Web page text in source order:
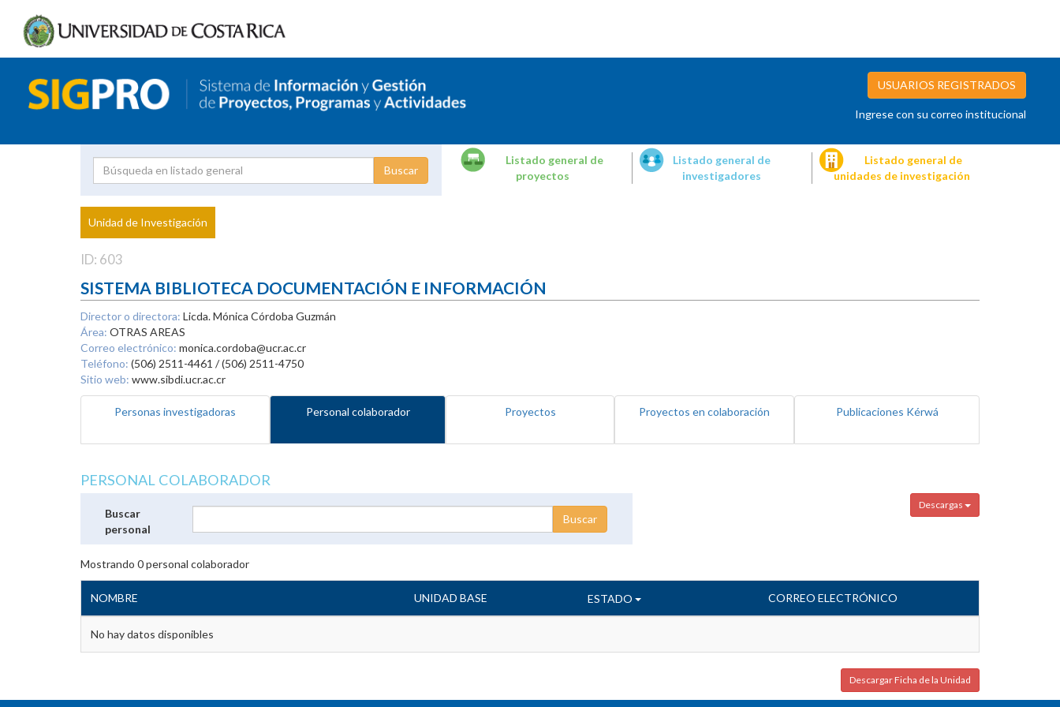
USUARIOS REGISTRADOS
Ingrese con su correo institucional
Proyecto
Investigador
Listado general de
proyectos
Listado general de
investigadores
Listado general de
unidades de investigación
Unidad de Investigación
ID: 603
SISTEMA BIBLIOTECA DOCUMENTACIÓN E INFORMACIÓN
Director o directora: Licda. Mónica Córdoba Guzmán
Área: OTRAS AREAS
Correo electrónico: monica.cordoba@ucr.ac.cr
Teléfono: (506) 2511-4461 / (506) 2511-4750
Sitio web: www.sibdi.ucr.ac.cr
Personas investigadoras Personal colaborador Proyectos Proyectos en colaboración Publicaciones Kérwá
PERSONAL COLABORADOR
Descargas
Buscar
personal
Mostrando 0personal colaborador
NOMBRE UNIDAD BASE ESTADO CORREO ELECTRÓNICO
No hay datos disponibles
Descargar Ficha de la Unidad